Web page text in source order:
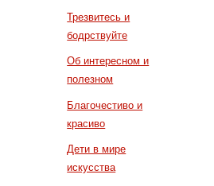
Трезвитесь и
бодрствуйте
Об интересном и
полезном
Благочестиво и
красиво
Дети в мире
искусства